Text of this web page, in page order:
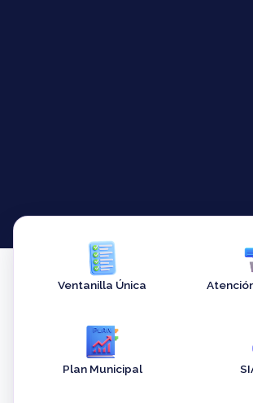
Ventanilla Única
Plan Municipal